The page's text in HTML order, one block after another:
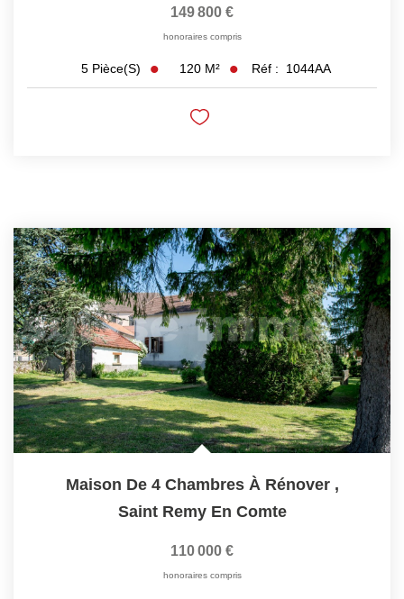
149 800 €
honoraires compris
5 Pièce(s) 120 M² Réf : 1044AA
Maison De 4 Chambres À Rénover ,
Saint Remy En Comte
110 000 €
honoraires compris